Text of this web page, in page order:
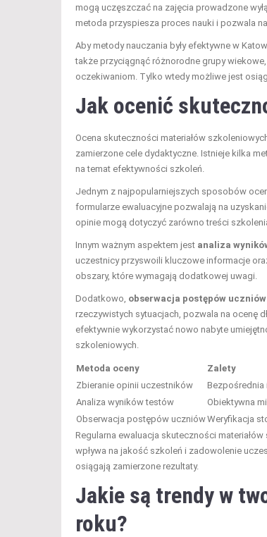
mogą uczęszczać na zajęcia prowadzone
metoda przyspiesza proces nauki i pozwala
Aby metody nauczania były efektywne w
także przyciągnąć różnorodne grupy
oczekiwaniom. Tylko wtedy możliwe jest
Jak ocenić
Ocena skuteczności materiałów
zamierzone cele dydaktyczne. Istnieje kilka
na temat efektywności szkoleń.
Jednym z najpopularniejszych sposobów
formularze ewaluacyjne pozwalają na
opinie mogą dotyczyć zarówno treści
Innym ważnym aspektem jest analiza
uczestnicy przyswoili kluczowe informacje
obszary, które wymagają dodatkowej uwagi.
Dodatkowo, obserwacja postępów uczniów
rzeczywistych sytuacjach, pozwala na ocenę
efektywnie wykorzystać nowo nabyte
szkoleniowych.
Metoda oceny Zalety
Zbieranie opinii uczestników
Analiza wyników testów
Obiektywna
Obserwacja postępów uczniówWeryfikacja
Regularna ewaluacja skuteczności
wpływa na jakość szkoleń i zadowolenie
osiągają zamierzone rezultaty.
Jakie są trendy w
roku?